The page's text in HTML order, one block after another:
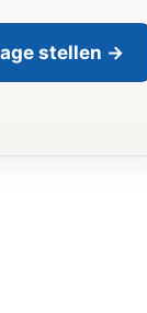
stellen →